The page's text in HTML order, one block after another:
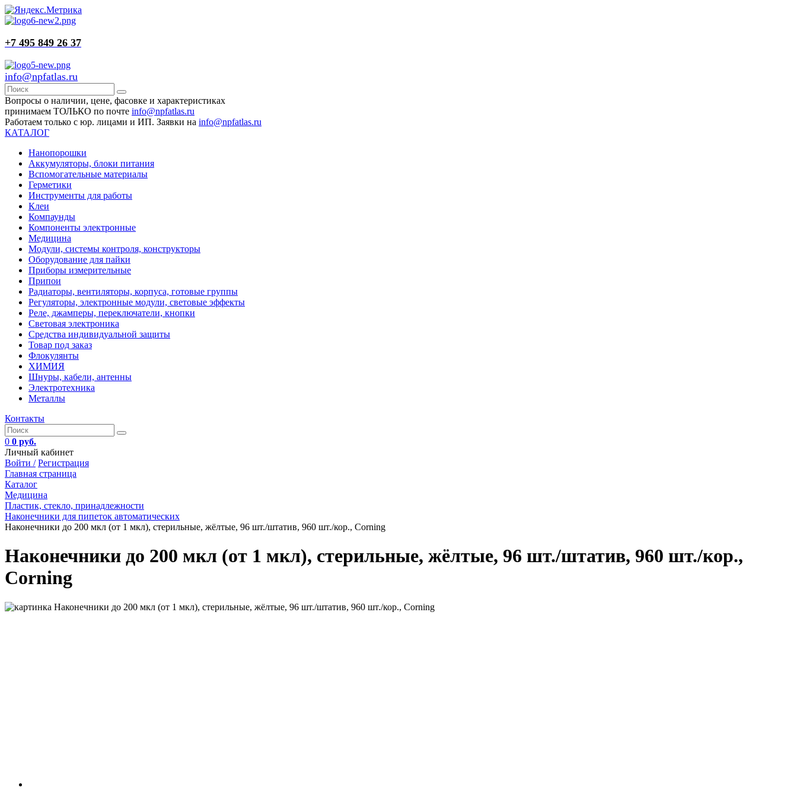
+7 495 849 26 37
info@npfatlas.ru
Вопросы о наличии, цене, фасовке и характеристиках
принимаем ТОЛЬКО по почте info@npfatlas.ru
Работаем только с юр. лицами и ИП. Заявки на info@npfatlas.ru
КАТАЛОГ
Нанопорошки
Аккумуляторы, блоки питания
Вспомогательные материалы
Герметики
Инструменты для работы
Клеи
Компаунды
Компоненты электронные
Медицина
Модули, системы контроля, конструкторы
Оборудование для пайки
Приборы измерительные
Припои
Радиаторы, вентиляторы, корпуса, готовые группы
Регуляторы, электронные модули, световые эффекты
Реле, джамперы, переключатели, кнопки
Световая электроника
Средства индивидуальной защиты
Товар под заказ
Флокулянты
ХИМИЯ
Шнуры, кабели, антенны
Электротехника
Металлы
Контакты
0 0 руб.
Личный кабинет
Войти / Регистрация
Главная страница
Каталог
Медицина
Пластик, стекло, принадлежности
Наконечники для пипеток автоматических
Наконечники до 200 мкл (от 1 мкл), стерильные, жёлтые, 96 шт./штатив, 960 шт./кор., Corning
Наконечники до 200 мкл (от 1 мкл), стерильные, жёлтые, 96 шт./штатив, 960 шт./кор.,
Corning